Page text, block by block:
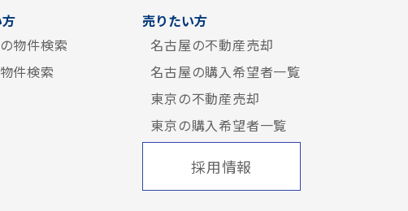
物件検索
件検索
売りたい方
名古屋の不動産売却
名古屋の購入希望者一覧
東京の不動産売却
東京の購入希望者一覧
採用情報